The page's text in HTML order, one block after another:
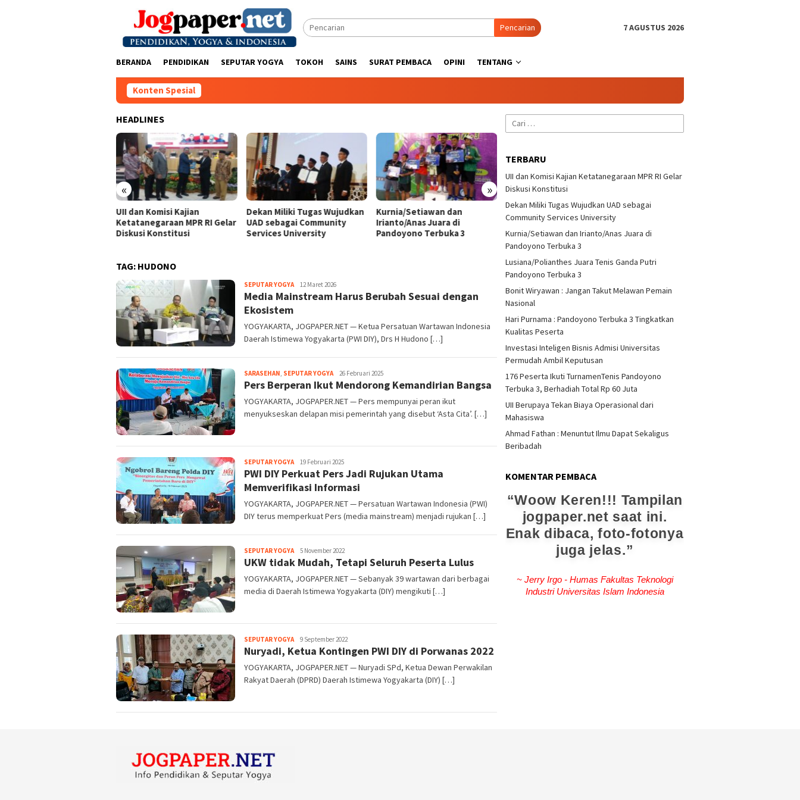
Pencarian 7 AGUSTUS 2026
BERANDA PENDIDIKAN SEPUTAR YOGYA TOKOH SAINS SURAT PEMBACA OPINI TENTANG
Konten Spesial
HEADLINES
« »
UII dan Komisi Kajian
Ketatanegaraan MPR RI Gelar
Diskusi Konstitusi
Dekan Miliki Tugas Wujudkan
UAD sebagai Community
Services University
Kurnia/Setiawan dan
Irianto/Anas Juara di
Pandoyono Terbuka 3
Lusiana/Polianthes Juara
Tenis Ganda Putri
Pandoyono Terbuka 3
Bonit Wiryawan : Jangan
Nasional
TAG: HUDONO
SEPUTAR YOGYAHeri
Purwata
12 Maret 2026
Media Mainstream Harus Berubah Sesuai dengan
Ekosistem
YOGYAKARTA, JOGPAPER.NET — Ketua Persatuan Wartawan Indonesia
Daerah Istimewa Yogyakarta (PWI DIY), Drs H Hudono […]
SARASEHAN, SEPUTAR YOGYAHeri
Purwata
26 Februari 2025
Pers Berperan Ikut Mendorong Kemandirian Bangsa
YOGYAKARTA, JOGPAPER.NET — Pers mempunyai peran ikut
menyukseskan delapan misi pemerintah yang disebut ‘Asta Cita’. […]
SEPUTAR YOGYAHeri
Purwata
19 Februari 2025
PWI DIY Perkuat Pers Jadi Rujukan Utama
Memverifikasi Informasi
YOGYAKARTA, JOGPAPER.NET — Persatuan Wartawan Indonesia (PWI)
DIY terus memperkuat Pers (media mainstream) menjadi rujukan […]
SEPUTAR YOGYAHeri
Purwata
5 November 2022
UKW tidak Mudah, Tetapi Seluruh Peserta Lulus
YOGYAKARTA, JOGPAPER.NET — Sebanyak 39 wartawan dari berbagai
media di Daerah Istimewa Yogyakarta (DIY) mengikuti […]
SEPUTAR YOGYAHeri
Purwata
9 September 2022
Nuryadi, Ketua Kontingen PWI DIY di Porwanas 2022
YOGYAKARTA, JOGPAPER.NET — Nuryadi SPd, Ketua Dewan Perwakilan
Rakyat Daerah (DPRD) Daerah Istimewa Yogyakarta (DIY) […]
Cari
untuk:
TERBARU
UII dan Komisi Kajian Ketatanegaraan MPR RI Gelar
Diskusi Konstitusi
Dekan Miliki Tugas Wujudkan UAD sebagai
Community Services University
Kurnia/Setiawan dan Irianto/Anas Juara di
Pandoyono Terbuka 3
Lusiana/Polianthes Juara Tenis Ganda Putri
Pandoyono Terbuka 3
Bonit Wiryawan : Jangan Takut Melawan Pemain
Nasional
Hari Purnama : Pandoyono Terbuka 3 Tingkatkan
Kualitas Peserta
Investasi Inteligen Bisnis Admisi Universitas
Permudah Ambil Keputusan
176 Peserta Ikuti TurnamenTenis Pandoyono
Terbuka 3, Berhadiah Total Rp 60 Juta
UII Berupaya Tekan Biaya Operasional dari
Mahasiswa
Ahmad Fathan : Menuntut Ilmu Dapat Sekaligus
Beribadah
KOMENTAR PEMBACA
Woow Keren!!! Tampilan
jogpaper.net saat ini.
Enak dibaca, foto-fotonya
juga jelas.
~ Jerry Irgo - Humas Fakultas Teknologi
Industri Universitas Islam Indonesia